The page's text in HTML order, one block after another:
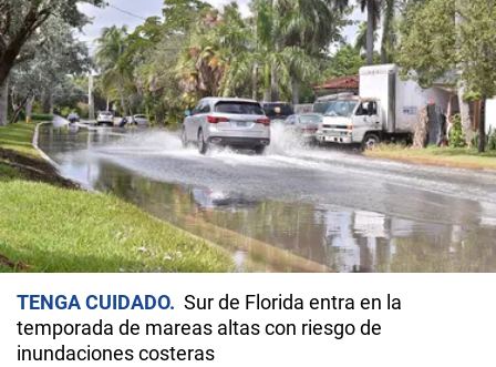
TENGA CUIDADO
Sur de Florida entra en la
temporada de mareas altas con riesgo de
inundaciones costeras